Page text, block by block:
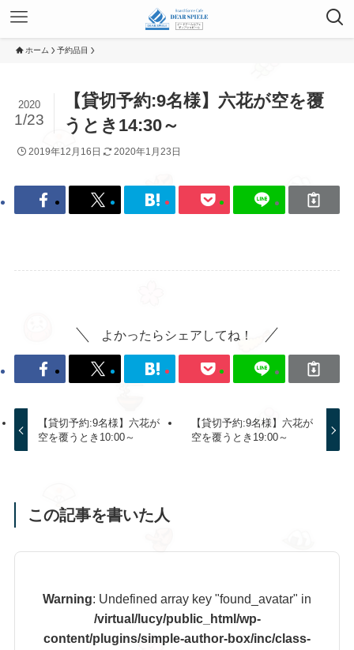
ホーム 予約品目
【貸切予約:9名様】六花が空を覆
うとき14:30～
2020
1/23
2019年12月16日 2020年1月23日
よかったらシェアしてね！
【貸切予約:9名様】六花が
空を覆うとき10:00～
【貸切予約:9名様】六花が
空を覆うとき19:00～
この記事を書いた人
Warning: Undefined array key "found_avatar" in
/virtual/lucy/public_html/wp-
content/plugins/simple-author-box/inc/class-